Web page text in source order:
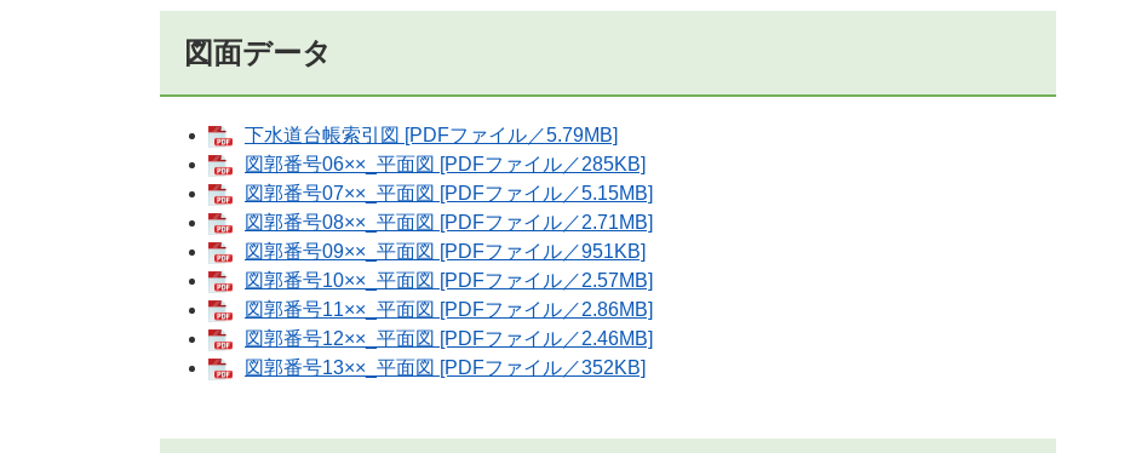
図面データ
下水道台帳索引図 [PDFファイル／5.79MB]
図郭番号06××_平面図 [PDFファイル／285KB]
図郭番号07××_平面図 [PDFファイル／5.15MB]
図郭番号08××_平面図 [PDFファイル／2.71MB]
図郭番号09××_平面図 [PDFファイル／951KB]
図郭番号10××_平面図 [PDFファイル／2.57MB]
図郭番号11××_平面図 [PDFファイル／2.86MB]
図郭番号12××_平面図 [PDFファイル／2.46MB]
図郭番号13××_平面図 [PDFファイル／352KB]